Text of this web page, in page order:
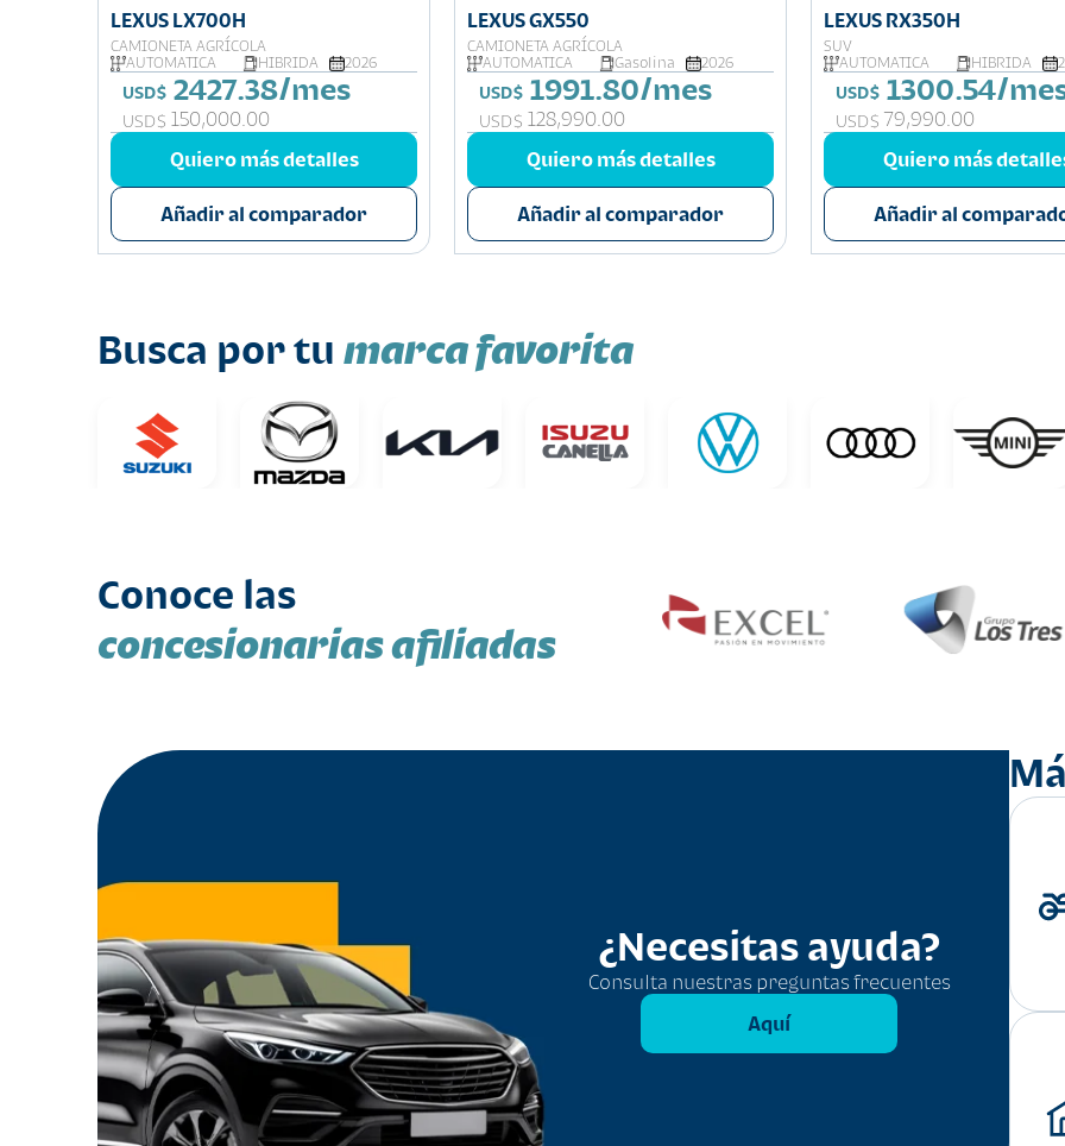
LEXUS LX700H
CAMIONETA AGRÍCOLA
AUTOMATICA
HIBRIDA 2026
USD$ 2427.38/mes
USD$ 150,000.00
Quiero más detalles
Añadir al comparador
LEXUS GX550
CAMIONETA AGRÍCOLA
AUTOMATICA
Gasolina 2026
USD$ 1991.80/mes
USD$ 128,990.00
Quiero más detalles
Añadir al comparador
LEXUS RX350H
SUV
AUTOMATICA
HIBRIDA
USD$ 1300.54/
USD$ 79,990.00
Quiero más
Añadir al
Busca por tu marca favorita
Conoce las
concesionarias afiliadas
¿Necesitas ayuda?
Consulta nuestras preguntas frecuentes
Aquí